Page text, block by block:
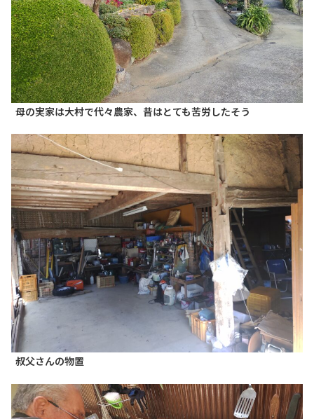
母の実家は大村で代々農家、昔はとても苦労したそう
叔父さんの物置